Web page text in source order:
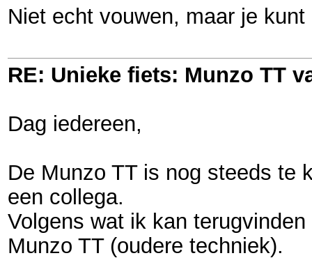
Niet echt vouwen, maar je
RE: Unieke fiets: Munzo TT
Dag iedereen,
De Munzo TT is nog steeds te
een collega.
Volgens wat ik kan
Munzo TT (oudere techniek).